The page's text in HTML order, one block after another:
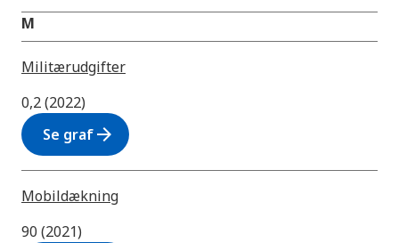
M
Militærudgifter
0,2 (2022)
Se grafarrow_forward
Mobildækning
90 (2021)